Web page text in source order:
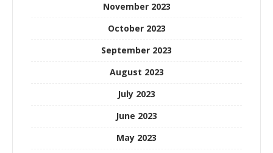
November 2023
October 2023
September 2023
August 2023
July 2023
June 2023
May 2023